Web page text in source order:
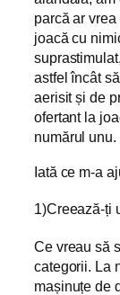
parcă ar
joacă cu
astfel încât
aerisit și de
ofertant la
numărul unu.
Iată ce m-a
1)Creează-ți
Ce vreau să
categorii. La
mașinuțe de